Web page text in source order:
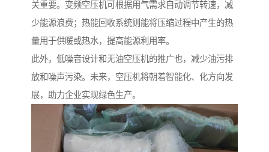
关重要。变频空压机可根据用气需求自动调节转速，减
少能源浪费；热能回收系统则能将压缩过程中产生的热
量用于供暖或热水，提高能源利用率。
此外，低噪音设计和无油空压机的推广也，减少油污排
放和噪声污染。未来，空压机将朝着智能化、化方向发
展，助力企业实现绿色生产。